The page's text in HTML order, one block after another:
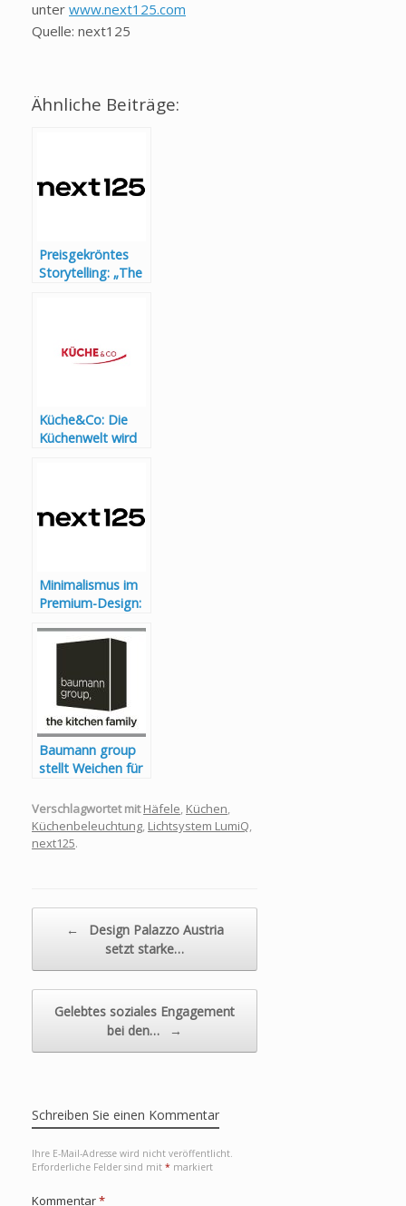
unter www.next125.com
Quelle: next125
Ähnliche Beiträge:
Preisgekröntes
Storytelling: „The
Expertenjury
Küche&Co: Die
Küchenwelt wird
Minimalismus im
Premium-Design:
die Kraft der
Baumann group
stellt Weichen für
Wechsel in der
Exportleitung
Verschlagwortet mit Häfele, Küchen,
Küchenbeleuchtung, Lichtsystem LumiQ,
next125.
←
Design Palazzo Austria
setzt starke…
Gelebtes soziales Engagement
bei den…
→
Schreiben Sie einen Kommentar
Ihre E-Mail-Adresse wird nicht veröffentlicht.
Erforderliche Felder sind mit * markiert
Kommentar*